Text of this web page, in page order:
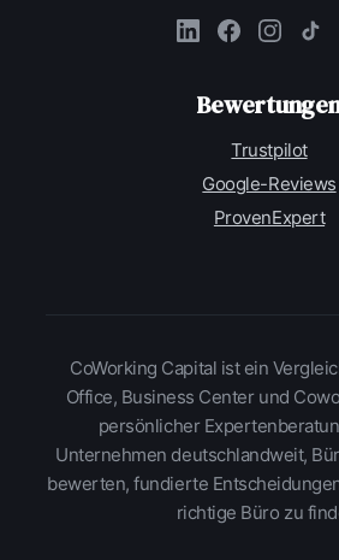
Trustpilot
Google-Reviews
ProvenExpert
CoWorking Capital ist ein
Office, Business Center und
persönlicher
Unternehmen deutschlandweit,
bewerten, fundierte
richtige Büro zu